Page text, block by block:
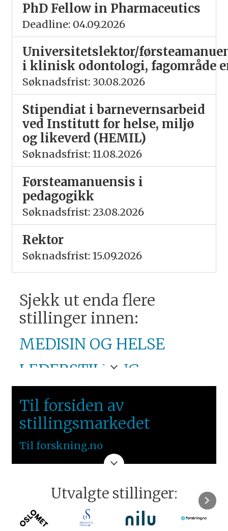
PhD Fellow in Pharmaceutics
Deadline: 04.09.2026
Universitetslektor/
i klinisk odontologi, fagområde
Søknadsfrist: 30.08.2026
Stipendiat i barnevernsarbeid
ved Institutt for helse, miljø
og likeverd (HEMIL)
Søknadsfrist: 11.08.2026
Førsteamanuensis i
pedagogikk
Søknadsfrist: 23.08.2026
Rektor
Søknadsfrist: 15.09.2026
Sjekk ut enda flere
stillinger innen:
MEDISIN OG HELSE
LEDERSTILLING
HØGSKULEN PÅ
VESTLANDET
VESTLANDET
Til forsiden av
stillingsmarkedet
Til forskning.no
Utvalgte stillinger: